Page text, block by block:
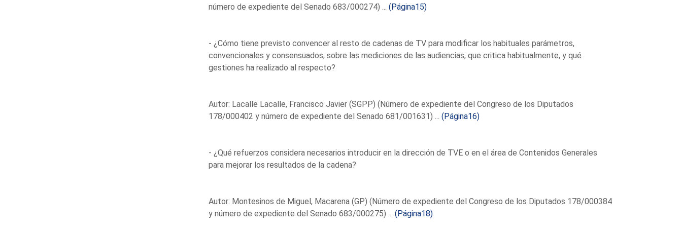
número de expediente del Senado 683/000274) ... (Página15)
- ¿Cómo tiene previsto convencer al resto de cadenas de TV para modificar los habituales parámetros,
convencionales y consensuados, sobre las mediciones de las audiencias, que critica habitualmente, y qué
gestiones ha realizado al respecto?
Autor: Lacalle Lacalle, Francisco Javier (SGPP) (Número de expediente del Congreso de los Diputados
178/000402 y número de expediente del Senado 681/001631) ... (Página16)
- ¿Qué refuerzos considera necesarios introducir en la dirección de TVE o en el área de Contenidos Generales
para mejorar los resultados de la cadena?
Autor: Montesinos de Miguel, Macarena (GP) (Número de expediente del Congreso de los Diputados 178/000384
y número de expediente del Senado 683/000275) ... (Página18)